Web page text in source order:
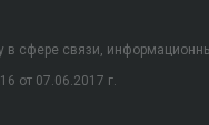
сфере связи,
от 07.06.2017 г.